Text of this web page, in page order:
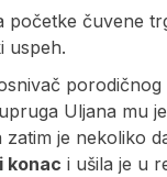
čuvene
uspeh.
Uljana mu
zatim je nekoliko
konac i ušila je u